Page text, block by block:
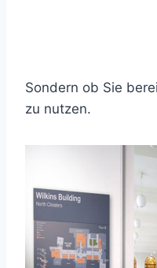
Sondern ob Sie
zu nutzen.